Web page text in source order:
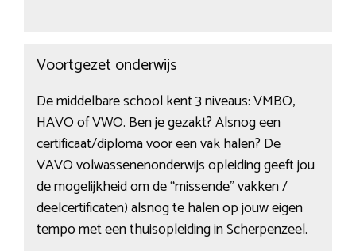
Voortgezet onderwijs
De middelbare school kent 3 niveaus: VMBO,
HAVO of VWO. Ben je gezakt? Alsnog een
certificaat/diploma voor een vak halen? De
VAVO volwassenenonderwijs opleiding geeft jou
de mogelijkheid om de “missende” vakken /
deelcertificaten) alsnog te halen op jouw eigen
tempo met een thuisopleiding in Scherpenzeel.